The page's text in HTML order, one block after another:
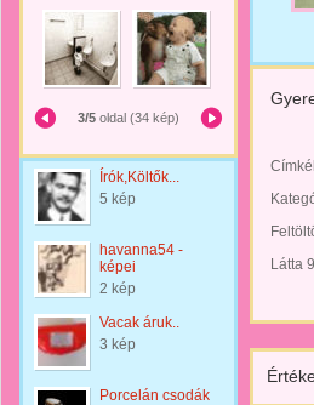
3/5 oldal (34 kép)
Írók,Költők...
5 kép
havanna54 -
képei
2 kép
Vacak áruk..
3 kép
Porcelán csodák
Látta